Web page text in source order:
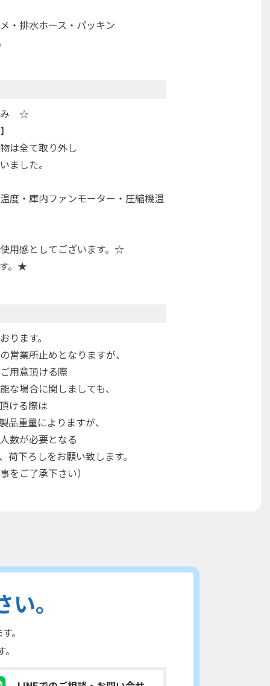
水ホース・パッキン
み ☆
は全て取り外し
ました。
度・庫内ファンモーター・圧縮機温
用感としてございます。☆
。★
ります。
営業所止めとなりますが、
用意頂ける際
な場合に関しましても、
ける際は
品重量によりますが、
数が必要となる
下ろしをお願い致します。
をご了承下さい）
。
。